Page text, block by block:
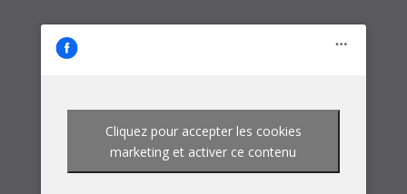
Cliquez pour accepter les cookies
marketing et activer ce contenu